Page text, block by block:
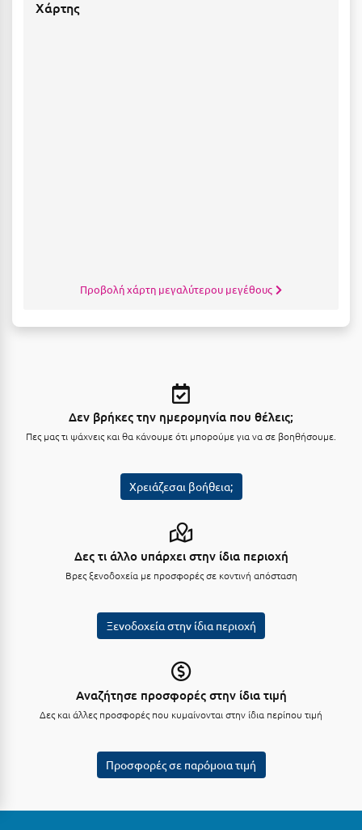
Κομοτηνή
Κουρούτα Ηλείας
Κουφονήσια
Κυλλήνη
Χάρτης
Προβολή χάρτη μεγαλύτερου μεγέθους
Δεν βρήκες την ημερομηνία που θέλεις;
Πες μας τι ψάχνεις και θα κάνουμε ότι μπορούμε για να σε βοηθήσουμε.
Χρειάζεσαι βοήθεια;
Δες τι άλλο υπάρχει στην ίδια περιοχή
Βρες ξενοδοχεία με προσφορές σε κοντινή απόσταση
Ξενοδοχεία στην ίδια περιοχή
Αναζήτησε προσφορές στην ίδια τιμή
Δες και άλλες προσφορές που κυμαίνονται στην ίδια περίπου τιμή
Προσφορές σε παρόμοια τιμή